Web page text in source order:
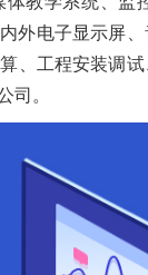
外电子显示屏
、工程安装调
司。